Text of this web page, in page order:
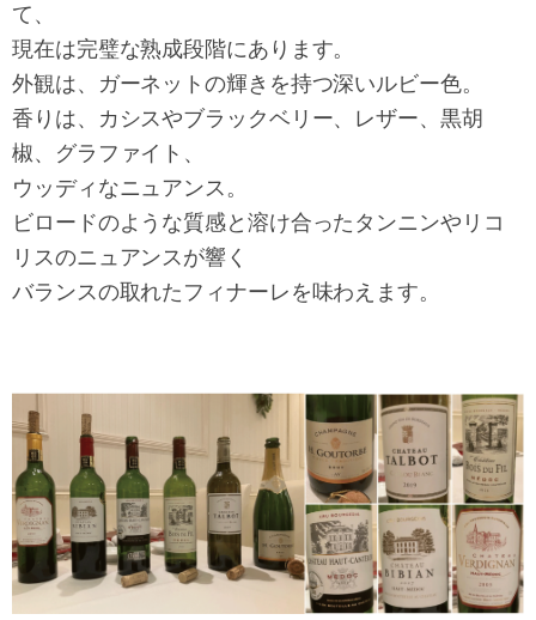
て、
現在は完璧な熟成段階にあります。
外観は、ガーネットの輝きを持つ深いルビー色。
香りは、カシスやブラックベリー、レザー、黒胡
椒、グラファイト、
ウッディなニュアンス。
ビロードのような質感と溶け合ったタンニンやリコ
リスのニュアンスが響く
バランスの取れたフィナーレを味わえます。